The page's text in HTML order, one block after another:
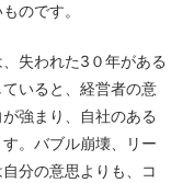
のです。
失われた3０年がある
いると、経営者の意
強まり、自社のある
。バブル崩壊、リー
分の意思よりも、コ